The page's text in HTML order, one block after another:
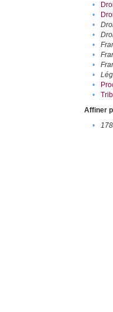
•
•
•
•
•
•
•
•
•
•
Affiner
•